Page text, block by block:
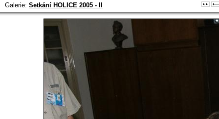
Galerie: Setkání HOLICE 2005 - II